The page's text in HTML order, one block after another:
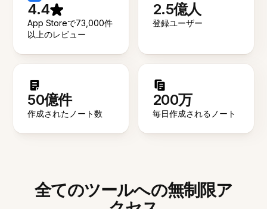
4.4
App Storeで73,000件
以上のレビュー
2.5億人
登録ユーザー
50億件
作成されたノート数
200万
毎日作成されるノート
全てのツールへの無制限ア